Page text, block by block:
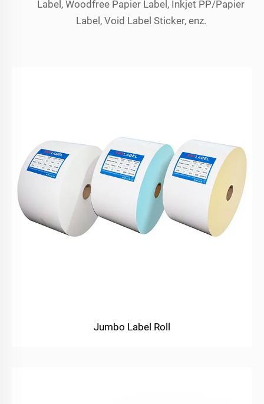
Label, Woodfree Papier Label, Inkjet PP/Papier
Label, Void Label Sticker, enz.
Jumbo Label Roll